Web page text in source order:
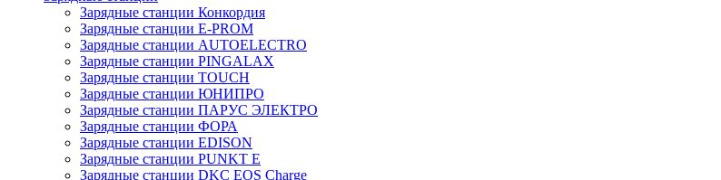
Зарядные станции Конкордия
Зарядные станции E-PROM
Зарядные станции AUTOELECTRO
Зарядные станции PINGALAX
Зарядные станции TOUCH
Зарядные станции ЮНИПРО
Зарядные станции ПАРУС ЭЛЕКТРО
Зарядные станции ФОРА
Зарядные станции EDISON
Зарядные станции PUNKT E
Зарядные станции DKC EOS Charge